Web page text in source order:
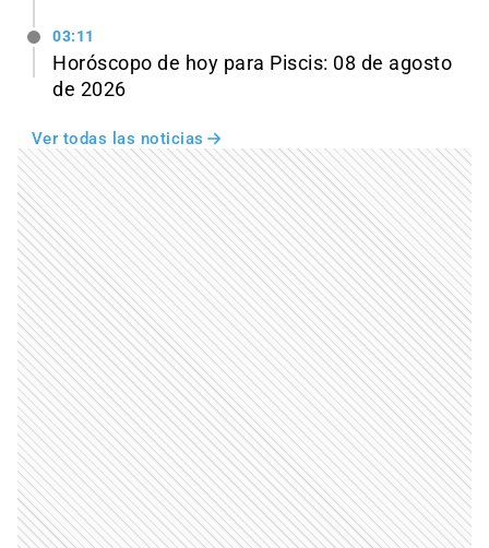
03:11
Horóscopo de hoy para Piscis: 08 de agosto
de 2026
Ver todas las noticias